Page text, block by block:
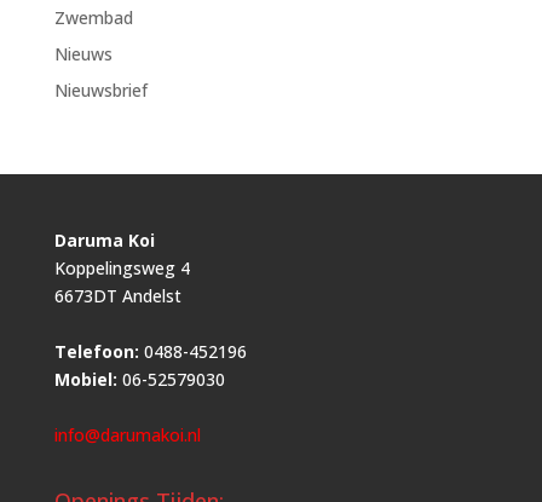
Zwembad
Nieuws
Nieuwsbrief
Daruma Koi
Koppelingsweg 4
6673DT Andelst
Telefoon: 0488-452196
Mobiel: 06-52579030
info@darumakoi.nl